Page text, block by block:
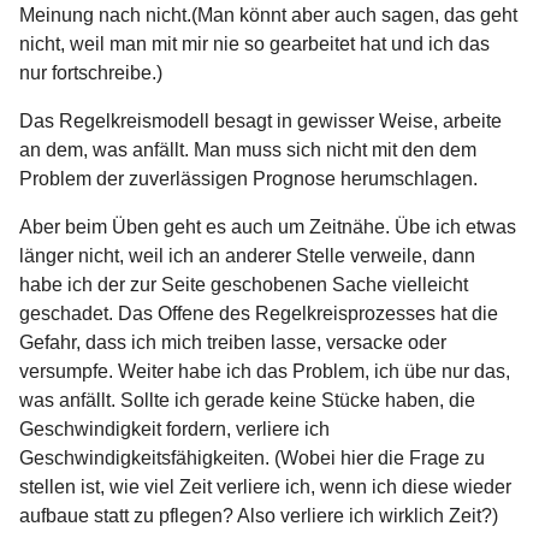
Meinung nach nicht.(Man könnt aber auch sagen, das geht
nicht, weil man mit mir nie so gearbeitet hat und ich das
nur fortschreibe.)
Das Regelkreismodell besagt in gewisser Weise, arbeite
an dem, was anfällt. Man muss sich nicht mit den dem
Problem der zuverlässigen Prognose herumschlagen.
Aber beim Üben geht es auch um Zeitnähe. Übe ich etwas
länger nicht, weil ich an anderer Stelle verweile, dann
habe ich der zur Seite geschobenen Sache vielleicht
geschadet. Das Offene des Regelkreisprozesses hat die
Gefahr, dass ich mich treiben lasse, versacke oder
versumpfe. Weiter habe ich das Problem, ich übe nur das,
was anfällt. Sollte ich gerade keine Stücke haben, die
Geschwindigkeit fordern, verliere ich
Geschwindigkeitsfähigkeiten. (Wobei hier die Frage zu
stellen ist, wie viel Zeit verliere ich, wenn ich diese wieder
aufbaue statt zu pflegen? Also verliere ich wirklich Zeit?)